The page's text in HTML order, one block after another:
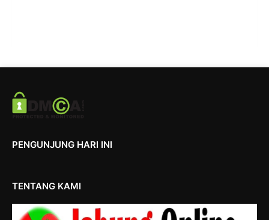
PENGUNJUNG HARI INI
TENTANG KAMI